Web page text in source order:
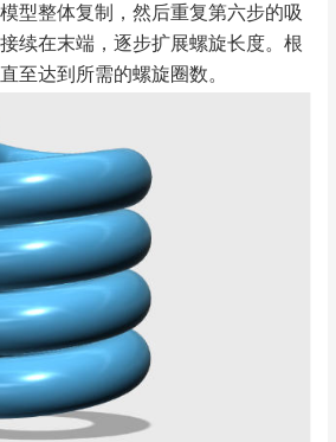
型整体复制，然后重复第六步的吸
续在末端，逐步扩展螺旋长度。根
至达到所需的螺旋圈数。